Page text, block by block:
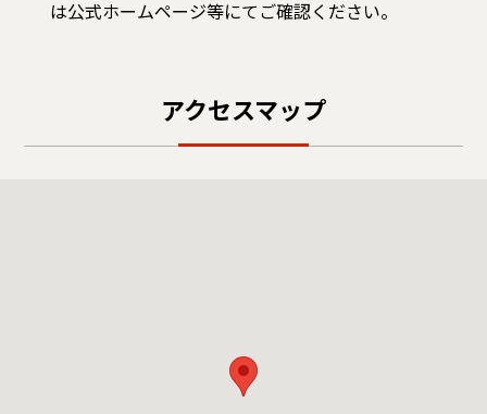
は公式ホームページ等にてご確認ください。
アクセスマップ